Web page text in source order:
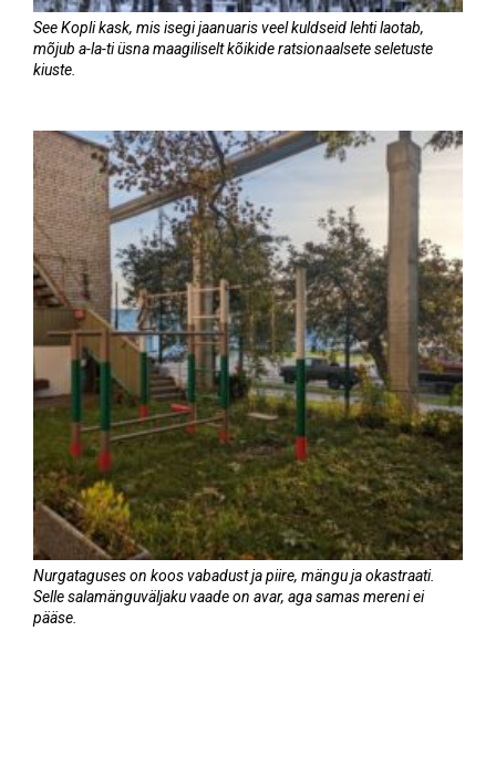
See Kopli kask, mis isegi jaanuaris veel kuldseid lehti laotab,
mõjub a-la-ti üsna maagiliselt kõikide ratsionaalsete seletuste
kiuste.
Nurgataguses on koos vabadust ja piire, mängu ja okastraati.
Selle salamänguväljaku vaade on avar, aga samas mereni ei
pääse.